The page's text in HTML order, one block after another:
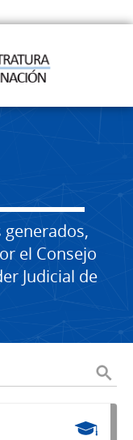
el Consejo
Judicial de